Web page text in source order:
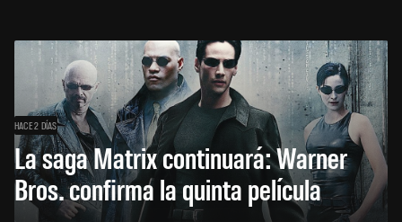
HACE 2 DÍAS
La saga Matrix continuará: Warner
Bros. confirma la quinta película